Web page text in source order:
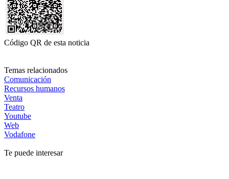
Código QR de esta noticia
Temas relacionados
Comunicación
Recursos humanos
Venta
Teatro
Youtube
Web
Vodafone
Te puede interesar